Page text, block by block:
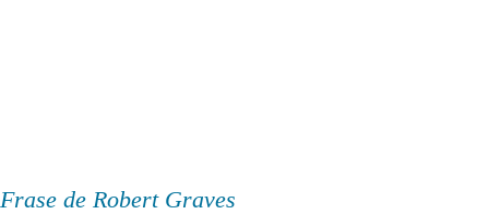
Frase de Robert Graves